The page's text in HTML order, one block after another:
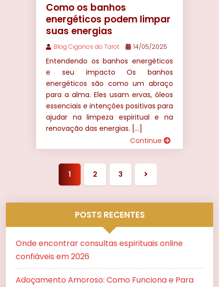
Como os banhos
energéticos podem limpar
suas energias
Blog Ciganos do Tarot 14/05/2025
Entendendo os banhos energéticos
e seu impacto Os banhos
energéticos são como um abraço
para a alma. Eles usam ervas, óleos
essenciais e intenções positivas para
ajudar na limpeza espiritual e na
renovação das energias. […]
Continue
1 2 3
Próxima
POSTS RECENTES
Onde encontrar consultas espirituais online
confiáveis em 2026
Adoçamento Amoroso: Como Funciona e Para